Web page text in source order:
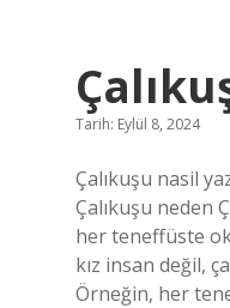
Tarih: Eylül 8, 2024
Çalıkuşu nasil
Çalıkuşu neden
her teneffüste
kız insan değil,
Örneğin, her